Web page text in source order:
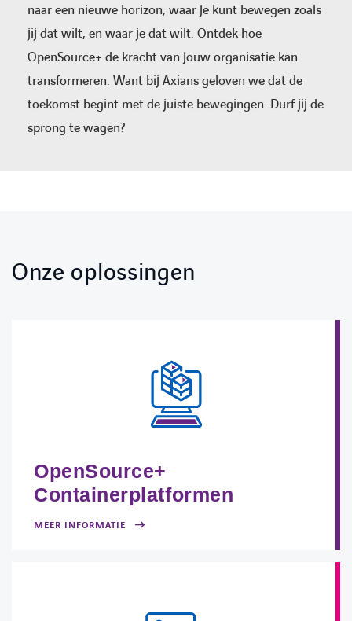
naar een nieuwe horizon, waar je kunt bewegen zoals
jij dat wilt, en waar je dat wilt. Ontdek hoe
OpenSource+ de kracht van jouw organisatie kan
transformeren. Want bij Axians geloven we dat de
toekomst begint met de juiste bewegingen. Durf jij de
sprong te wagen?
Onze oplossingen
OpenSource+
Containerplatformen
MEER INFORMATIE